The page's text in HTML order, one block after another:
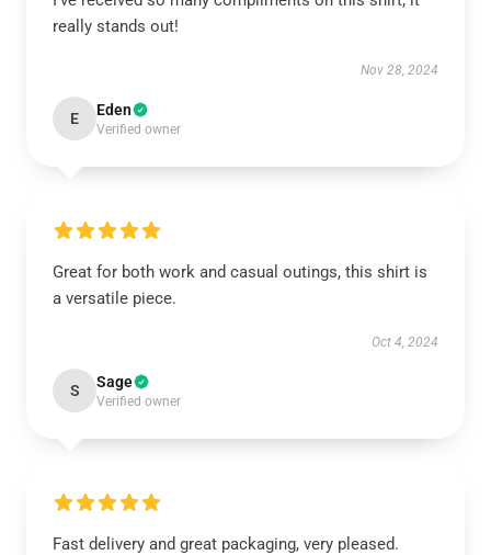
really stands out!
Nov 28, 2024
E Eden
Verified owner
Great for both work and casual outings, this shirt is
a versatile piece.
Oct 4, 2024
S Sage
Verified owner
Fast delivery and great packaging, very pleased.